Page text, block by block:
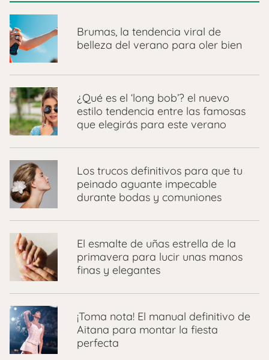
Brumas, la tendencia viral de
belleza del verano para oler bien
¿Qué es el ‘long bob’? el nuevo
estilo tendencia entre las famosas
que elegirás para este verano
Los trucos definitivos para que tu
peinado aguante impecable
durante bodas y comuniones
El esmalte de uñas estrella de la
primavera para lucir unas manos
finas y elegantes
¡Toma nota! El manual definitivo de
Aitana para montar la fiesta
perfecta